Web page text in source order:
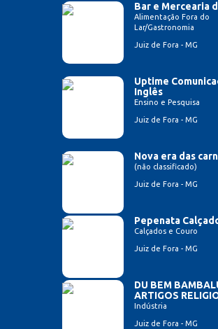
Bar e Mercearia
Alimentação Fora do
Lar/Gastronomia
Juiz de Fora - MG
Uptime
Inglês
Ensino e Pesquisa
Juiz de Fora - MG
Nova era das
(não classificado)
Juiz de Fora - MG
Pepenata
Calçados e Couro
Juiz de Fora - MG
DU BEM
ARTIGOS
Indústria
Juiz de Fora - MG